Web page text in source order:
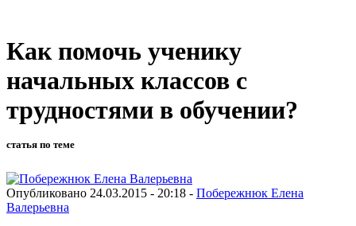
Как помочь ученику
начальных классов с
трудностями в обучении?
статья по теме
Опубликовано 24.03.2015 - 20:18 - Побережнюк Елена
Валерьевна